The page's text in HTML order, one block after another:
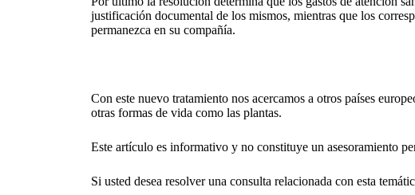
justificación documental de los mismos, mientras que los
permanezca en su compañía.
Con este nuevo tratamiento nos acercamos a otros países
otras formas de vida como las plantas.
Este artículo es informativo y no constituye un asesoramiento
Si usted desea resolver una consulta relacionada con esta